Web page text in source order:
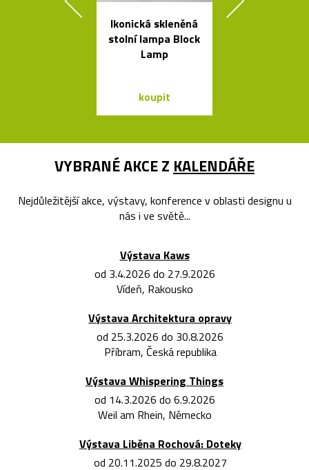
Ikonická skleněná
stolní lampa Block
Lamp
koupit
VYBRANÉ AKCE Z KALENDÁŘE
Nejdůležitější akce, výstavy, konference v oblasti designu u
nás i ve světě...
Výstava Kaws
od 3.4.2026 do 27.9.2026
Vídeň, Rakousko
Výstava Architektura opravy
od 25.3.2026 do 30.8.2026
Příbram, Česká republika
Výstava Whispering Things
od 14.3.2026 do 6.9.2026
Weil am Rhein, Německo
Výstava Liběna Rochová: Doteky
od 20.11.2025 do 29.8.2027